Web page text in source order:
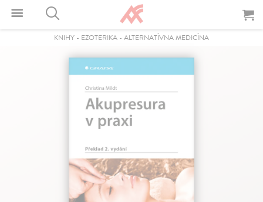
KNIHY - EZOTERIKA - ALTERNATÍVNA MEDICÍNA